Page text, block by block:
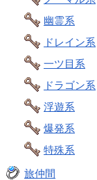
幽霊系
ドレイン系
一ツ目系
ドラゴン系
浮遊系
爆発系
特殊系
旅仲間